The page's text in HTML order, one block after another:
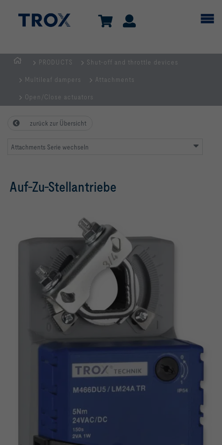
PRODUCTS Shut-off and throttle devices
Multileaf dampers Attachments
Open/Close actuators
zurück zur Übersicht
Attachments Serie wechseln
Auf-Zu-Stellantriebe